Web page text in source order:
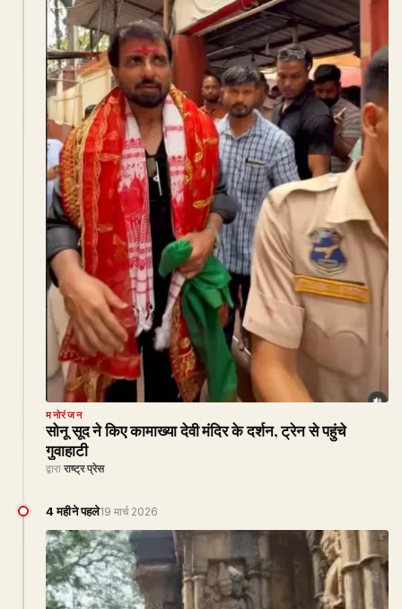
मनोरंजन
सोनू सूद ने किए कामाख्या देवी मंदिर के दर्शन, ट्रेन से पहुंचे
गुवाहाटी
द्वारा राष्ट्र प्रेस
4 महीने पहले19 मार्च 2026